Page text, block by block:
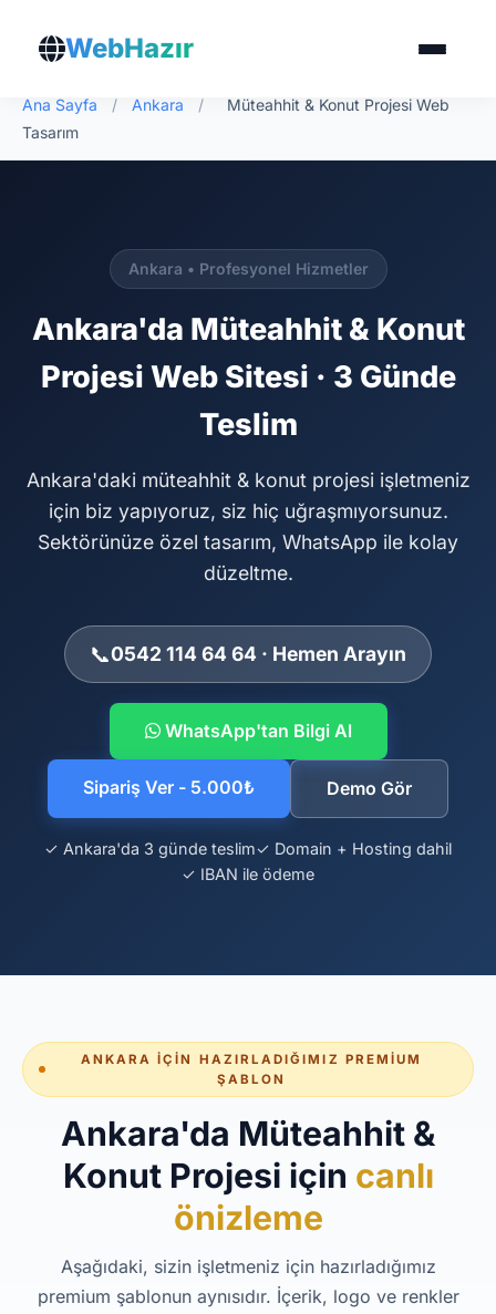
WebHazır
Ana Sayfa / Ankara /
Müteahhit & Konut Projesi Web
Tasarım
Ankara • Profesyonel Hizmetler
Ankara'da Müteahhit & Konut
Projesi Web Sitesi · 3 Günde
Teslim
Ankara'daki müteahhit & konut projesi işletmeniz
için biz yapıyoruz, siz hiç uğraşmıyorsunuz.
Sektörünüze özel tasarım, WhatsApp ile kolay
düzeltme.
📞0542 114 64 64 · Hemen Arayın
WhatsApp'tan Bilgi Al
Sipariş Ver - 5.000₺ Demo Gör
✓ Ankara'da 3 günde teslim✓ Domain + Hosting dahil
✓ IBAN ile ödeme
ANKARA İÇIN HAZIRLADIĞIMIZ PREMIUM
ŞABLON
Ankara'da Müteahhit &
Konut Projesi için canlı
önizleme
Aşağıdaki, sizin işletmeniz için hazırladığımız
premium şablonun aynısıdır. İçerik, logo ve renkler